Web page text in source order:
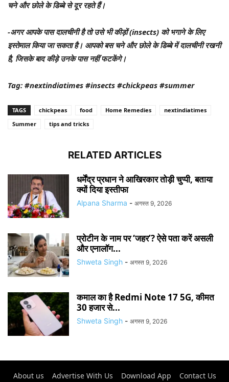
चने और छोले के डिब्बे से दूर रहते हैं।
-अगर आपके पास दालचीनी है तो उसे भी कीड़ों (insects) को भगाने के लिए
इस्तेमाल किया जा सकता है। आपको बस चने और छोले के डिब्बे में दालचीनी रखनी
है, जिसके बाद कीड़े उनके पास नहीं फटकेंगे।
Tag: #nextindiatimes #insects #chickpeas #summer
TAGS chickpeas food Home Remedies
nextindiatimes
Summer
tips and tricks
RELATED ARTICLES
धर्मेंद्र प्रधान ने आखिरकार तोड़ी चुप्पी, बताया
क्यों दिया इस्तीफा
Alpana Sharma - अगस्त 9, 2026
प्रोटीन के नाम पर ‘जहर’? ऐसे पता करें असली
और एनालॉग...
Shweta Singh - अगस्त 9, 2026
कमाल का है Redmi Note 17 5G, कीमत
30 हजार से...
Shweta Singh - अगस्त 9, 2026
About us Advertise With Us Download App Contact Us